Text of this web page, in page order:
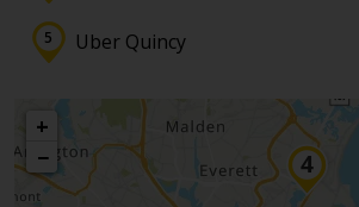
Uber Quincy
+
−